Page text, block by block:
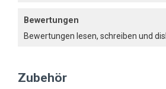
Bewertungen
Bewertungen lesen, schreiben und
Zubehör